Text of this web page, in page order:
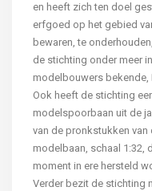
en heeft zich ten doel
erfgoed op het gebied
bewaren, te
de stichting onder meer
modelbouwers
Ook heeft de stichting
modelspoorbaan uit de
van de pronkstukken
modelbaan, schaal 1:32,
moment in ere hersteld
Verder bezit de stichting